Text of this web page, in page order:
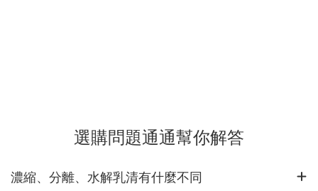
選購問題通通幫你解答
濃縮、分離、水解乳清有什麼不同